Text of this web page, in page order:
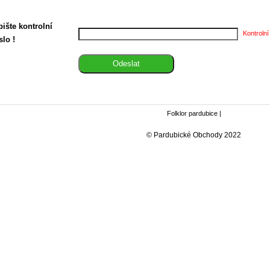
kontrolní
!
Folklor pardubice|
© Pardubické Obchody 2022